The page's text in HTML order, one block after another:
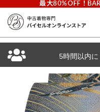
最大80%OFF！
5時間以内に